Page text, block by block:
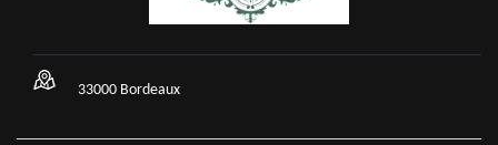
33000 Bordeaux